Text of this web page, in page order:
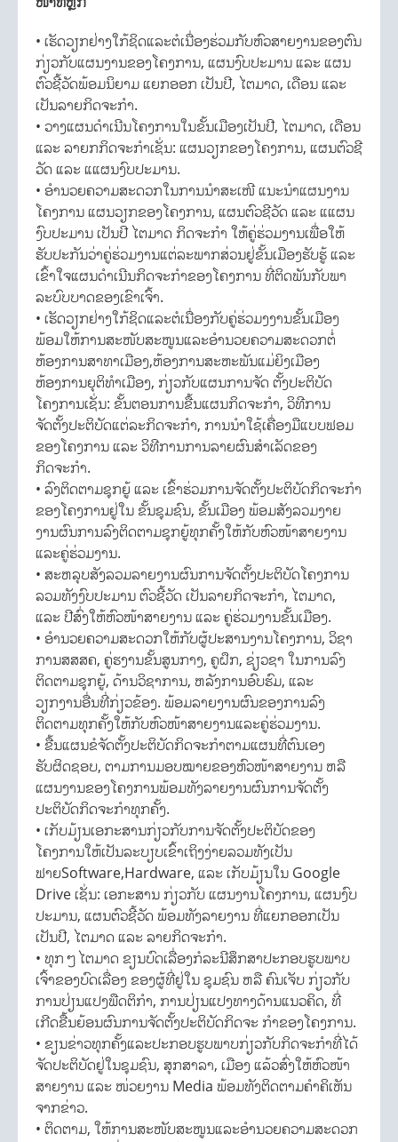
• ເຮັດວຽກຢ່າງໃກ້ຊິດແລະຕໍເນື່ອງຮ່ວມກັບຫົວສາຍງານຂອງຕົນ
ກ່ຽວກັບແຜນງານຂອງໂຄງການ, ແຜນງົບປະມານ ແລະ ແຜນ
ຕົວຊີ້ວັດພ້ອມນິຍາມ ແຍກອອກ ເປັນປີ, ໄຕມາດ, ເດືອນ ແລະ
ເປັນລາຍກິດຈະກຳ.
• ວາງແຜນດໍາເນີນໂຄງການໃນຂັ້ນເມືອງເປັນປີ, ໄຕມາດ, ເດືອນ
ແລະ ລາຍກກິດຈະກຳເຊັ່ນ: ແຜນວຽກຂອງໂຄງການ, ແຜນຕົວຊີ
ວັດ ແລະ ແແຜນງົບປະມານ.
• ອຳນວຍຄວາມສະດວກໃນການນໍາສະເໜີ ແນະນໍາແຜນງານ
ໂຄງການ ແຜນວຽກຂອງໂຄງການ, ແຜນຕົວຊີວັດ ແລະ ແແຜນ
ງົບປະມານ ເປັນປີ ໄຕມາດ ກິດຈະກຳ ໃຫ້ຄູ່ຮ່ວມງານເພື່ອໃຫ້
ຮັບປະກັນວ່າຄູ່ຮ່ວມງານແຕ່ລະພາກສ່ວນຢູ່ຂັ້ນເມືອງຮັບຮູ້ ແລະ
ເຂົ້າໃຈແຜນດໍາເນີນກິດຈະກຳຂອງໂຄງການ ທີ່ຕິດພັນກັບພາ
ລະບົບບາດຂອງເຂົາເຈົ້າ.
• ເຮັດວຽກຢ່າງໃກ້ຊິດແລະຕໍເນື່ອງກັບຄູ່ຮ່ວມງງານຂັ້ນເມືອງ
ພ້ອມໃຫ້ການສະໜັບສະໜູນແລະອຳນວຍຄວາມສະດວກຕໍ່
ຫ້ອງການສາທາເມືອງ,ຫ້ອງການສະຫະພັນແມ່ຍິງເມືອງ
ຫ້ອງການຍຸຕິທຳເມືອງ, ກ່ຽວກັບແຜນການຈັດ ຕັ້ງປະຕິບັດ
ໂຄງການເຊັ່ນ: ຂັ້ນຕອນການຂື້ນແຜນກິດຈະກຳ, ວິທີການ
ຈັດຕັ້ງປະຕິບັດແຕ່ລະກິດຈະກຳ, ການນໍາໃຊ້ເຄື່ອງມືແບບຟອມ
ຂອງໂຄງການ ແລະ ວິທີການການລາຍຜົນສໍາເລັດຂອງ
ກິດຈະກຳ.
• ລົງຕິດຕາມຊຸກຍູ້ ແລະ ເຂົ້າຮ່ວມການຈັດຕັ້ງປະຕິບັດກິດຈະກຳ
ຂອງໂຄງການຢູ່ໃນ ຂັ້ນຊຸມຊົນ, ຂັ້ນເມືອງ ພ້ອມສັງລວມງາຍ
ງານຜົນການລົງຕິດຕາມຊຸກຍູ້ທຸກຄັ້ງໃຫ້ກັບຫົວໜ້າສາຍງານ
ແລະຄູ່ຮ່ວມງານ.
• ສະຫລຸບສັງລວມລາຍງານຜົນການຈັດຕັ້ງປະຕິບັດໂຄງການ
ລວມທັງງົບປະມານ ຕົວຊີ້ວັດ ເປັນລາຍກິດຈະກຳ, ໄຕມາດ,
ແລະ ປີສົ່ງໃຫ້ຫົວໜ້າສາຍງານ ແລະ ຄູ່ຮ່ວມງານຂັ້ນເມືອງ.
• ອຳນວຍຄວາມສະດວກໃຫ້ກັບຜູ້ປະສານງານໂຄງການ, ວິຊາ
ການສສສຄ, ຄູ່ຮງານຂັ້ນສູນກາງ, ຄູຝຶກ, ຊ່ຽວຊາ ໃນການລົງ
ຕິດຕາມຊຸກຍູ້, ດ້ານວິຊາການ, ຫລັງການອົບຮົມ, ແລະ
ວຽກງານອື່ນທີ່ກ່ຽວຂ້ອງ. ພ້ອມລາຍງານຜົນຂອງການລົງ
ຕິດຕາມທຸກຄັ້ງໃຫ້ກັບຫົວໜ້າສາຍງານແລະຄູ່ຮ່ວມງານ.
• ຂື້ນແຜນຂໍຈັດຕັ້ງປະຕິບັດກິດຈະກຳຕາມແຜນທີ່ຕົນເອງ
ຮັບຜິດຊອບ, ຕາມການມອບໝາຍຂອງຫົວໜ້າສາຍງານ ຫລື
ແຜນງານຂອງໂຄງການພ້ອມທັງລາຍງານຜົນການຈັດຕັ້ງ
ປະຕິບັດກິດຈະກຳທຸກຄັ້ງ.
• ເກັບມ້ຽນເອກະສານກ່ຽວກັບການຈັດຕັ້ງປະຕິບັດຂອງ
ໂຄງການໃຫ້ເປັນລະບຽບເຂົ້າເຖິງງ່າຍລວມທັງເປັນ
ຟາຍSoftware,Hardware, ແລະ ເກັບມ້ຽນໃນ Google
Drive ເຊັ່ນ: ເອກະສານ ກ່ຽວກັບ ແຜນງານໂຄງການ, ແຜນງົບ
ປະມານ, ແຜນຕົວຊີ້ວັດ ພ້ອມທັງລາຍງານ ທີ່ແຍກອອກເປັນ
ເປັນປີ, ໄຕມາດ ແລະ ລາຍກິດຈະກຳ.
• ທຸກໆໄຕມາດ ຂຽນບົດເລື່ອງກໍລະນີສຶກສາປະກອບຮູບພາບ
ເຈົ້າຂອງບົດເລື່ອງ ຂອງຜູ້ທີ່ຢູ່ໃນ ຊຸມຊົນ ຫລື ຄົນເຈັບ ກ່ຽວກັບ
ການປ່ຽນແປງພືດຕິກຳ, ການປ່ຽນແປງທາງດ້ານແນວຄິດ, ທີ່
ເກີດຂື້ນຍ້ອນຜົນການຈັດຕັ້ງປະຕິບັດກິດຈະ ກຳຂອງໂຄງການ.
• ຂຽນຂ່າວທຸກຄັ້ງແລະປະກອບຮູບພາບກ່ຽວກັບກິດຈະກຳທີ່ໄດ້
ຈັດປະຕິບັດຢູ່ໃນຊຸມຊົນ, ສຸກສາລາ, ເມືອງ ແລ້ວສົ່ງໃຫ້ຫົວໜ້າ
ສາຍງານ ແລະ ໜ່ວຍງານ Media ພ້ອມທັງຕິດຕາມຄໍາຄິເຫັນ
ຈາກຂ່າວ.
• ຕິດຕາມ, ໃຫ້ການສະໜັບສະໜູນແລະອຳນວຍຄວາມສະດວກ